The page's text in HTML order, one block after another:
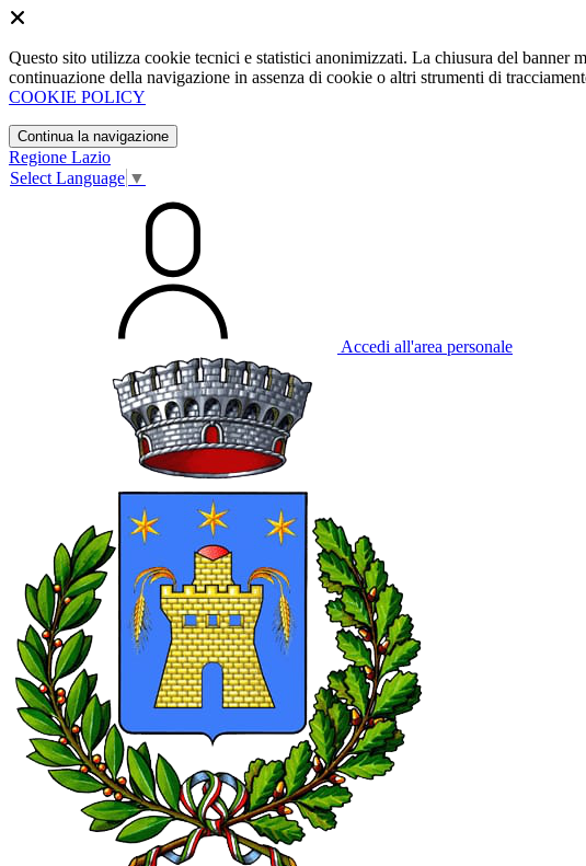
Questo sito utilizza cookie tecnici e statistici anonimizzati. La chiusura del
continuazione della navigazione in assenza di cookie o altri strumenti di
COOKIE POLICY
Continua la navigazione
Regione Lazio
Select Language ▼
Accedi all'area personale